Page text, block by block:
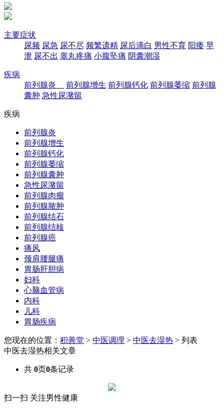
主要症状
尿频 尿急 尿不尽 频繁遗精 尿后滴白 男性不育 阳痿 早
泄 尿不出 睾丸疼痛 小腹坠痛 阴囊潮湿
疾病
前列腺炎
前列腺增生 前列腺钙化 前列腺萎缩 前列腺
囊肿 急性尿潴留
疾病
前列腺炎
前列腺增生
前列腺钙化
前列腺萎缩
前列腺囊肿
急性尿潴留
前列腺肉瘤
前列腺脓肿
前列腺结石
前列腺结核
前列腺癌
痛风
颈肩腰腿痛
胃肠肝胆病
妇科
心脑血管病
内科
儿科
胃肠疾病
您现在的位置： 积善堂 > 中医调理 > 中医去湿热 > 列表
中医去湿热相关文章
共 0页0条记录
扫一扫 关注男性健康